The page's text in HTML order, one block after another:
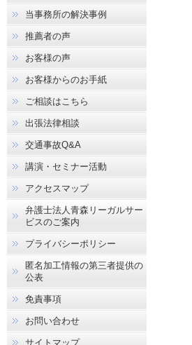
当事務所の解決事例
推薦者の声
お客様の声
お客様からのお手紙
ご相談はこちら
出張法律相談
交通事故Q&A
講演・セミナー活動
アクセスマップ
弁護士法人青森リーガルサー
ビスのご案内
プライバシーポリシー
匿名加工情報の第三者提供の
公表
免責事項
お問い合わせ
サイトマップ